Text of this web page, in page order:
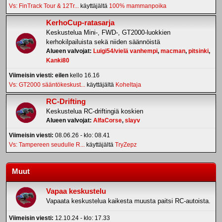
Vs: FinTrack Tour & 12Tr... käyttäjältä 100% mammanpoika
KerhoCup-ratasarja
Keskustelua Mini-, FWD-, GT2000-luokkien
kerhokilpailuista sekä niiden säännöistä
Alueen valvojat: Luigi54/vielä vanhempi, macman, pitsinki,
Kanki80
Viimeisin viesti: eilen kello 16.16
Vs: GT2000 sääntökeskust... käyttäjältä Koheltaja
RC-Drifting
Keskustelua RC-driftingiä koskien
Alueen valvojat: AlfaCorse, slayv
Viimeisin viesti: 08.06.26 - klo: 08.41
Vs: Tampereen seudulle R... käyttäjältä TryZepz
Muut
Vapaa keskustelu
Vapaata keskustelua kaikesta muusta paitsi RC-autoista.
Viimeisin viesti: 12.10.24 - klo: 17.33